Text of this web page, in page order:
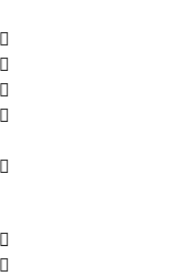






